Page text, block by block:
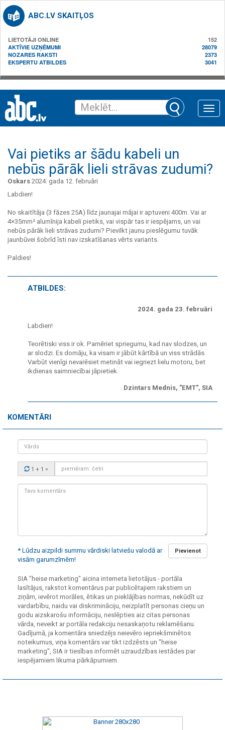
ABC.LV SKAITĻOS
LIETOTĀJI ONLINE
152
AKTĪVIE UZŅĒMUMI
28079
NOZARES RAKSTI
2373
EKSPERTU ATBILDES
3041
Toggle
Vai pietiks ar šādu kabeli un
nebūs pārāk lieli strāvas zudumi?
Oskars 2024. gada 12. februāri
Labdien!
No skaitītāja (3 fāzes 25A) līdz jaunajai mājai ir aptuveni 400m. Vai ar
4×35mm² alumīnija kabeli pietiks, vai vispār tas ir iespējams, un vai
nebūs pārāk lieli strāvas zudumi? Pievilkt jaunu pieslēgumu tuvāk
jaunbūvei šobrīd īsti nav izskatīšanas vērts variants.
Paldies!
ATBILDES:
2024. gada 23. februāri
Labdien!
Teorētiski viss ir ok. Pamēriet spriegumu, kad nav slodzes, un
ar slodzi. Es domāju, ka visam ir jābūt kārtībā un viss strādās.
Varbūt vienīgi nevarēsiet metināt vai iegriezt lielu motoru, bet
ikdienas saimniecībai jāpietiek.
Dzintars Mednis, "EMT", SIA
KOMENTĀRI
Vārds
Drošības
kods:
1 + 1 =
Tavs
Pievienot
* Lūdzu aizpildi summu vārdiski latviešu valodā ar
visām garumzīmēm!
SIA "heise marketing" aicina interneta lietotājus - portāla
lasītājus, rakstot komentārus par publicētajiem rakstiem un
ziņām, ievērot morāles, ētikas un pieklājības normas, nekūdīt uz
vardarbību, naidu vai diskrimināciju, neizplatīt personas cieņu un
godu aizskarošu informāciju, neslēpties aiz citas personas
vārda, neveikt ar portāla redakciju nesaskaņotu reklamēšanu.
Gadījumā, ja komentāra sniedzējs neievēro iepriekšminētos
noteikumus, viņa komentārs var tikt izdzēsts un "heise
marketing", SIA ir tiesības informēt uzraudzības iestādes par
iespējamiem likuma pārkāpumiem.